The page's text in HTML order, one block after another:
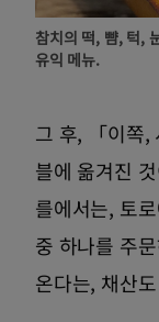
참치의 떡, 뺨, 턱,
유익 메뉴.
그 후, 「이쪽,
블에 옮겨진
를에서는, 토
중 하나를 주
온다는, 채산